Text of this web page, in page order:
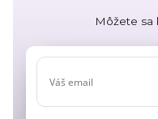
Môžete sa